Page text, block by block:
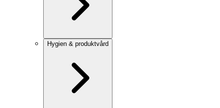
Hygien & produktvård